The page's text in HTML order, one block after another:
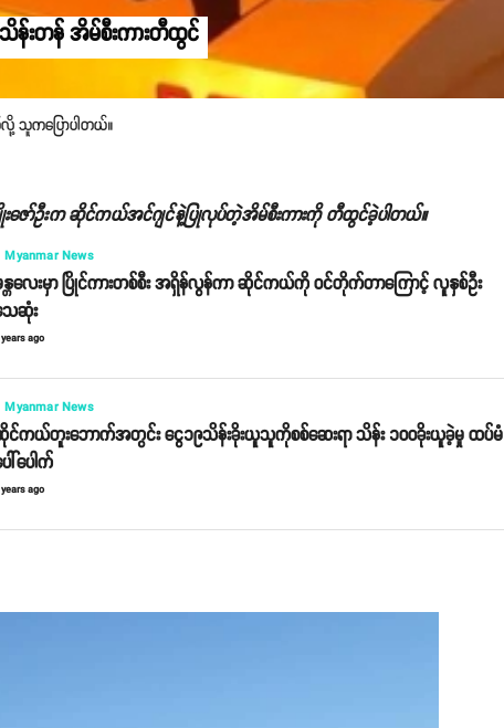
န်းတန် အိမ်စီးကားတီထွင်
သူကပြောပါတယ်။
းဇော်ဦးက ဆိုင်ကယ်အင်ဂျင်နဲ့ပြုလုပ်တဲ့အိမ်စီးကားကို တီထွင်ခဲ့ပါတယ်။
Myanmar News
တလေးမှာ ပြိုင်ကားတစ်စီး အရှိန်လွန်ကာ ဆိုင်ကယ်ကို ဝင်တိုက်တာကြောင့် လူနှစ်ဦး
ေဆုံး
ago
Myanmar News
ကယ်တူးဘောက်အတွင်း ငွေ၁၉သိန်းခိုးယူသူကိုစစ်ဆေးရာ သိန်း ၁၀၀ခိုးယူခဲ့မှု ထပ်မံ
ါ်ပေါက်
ago